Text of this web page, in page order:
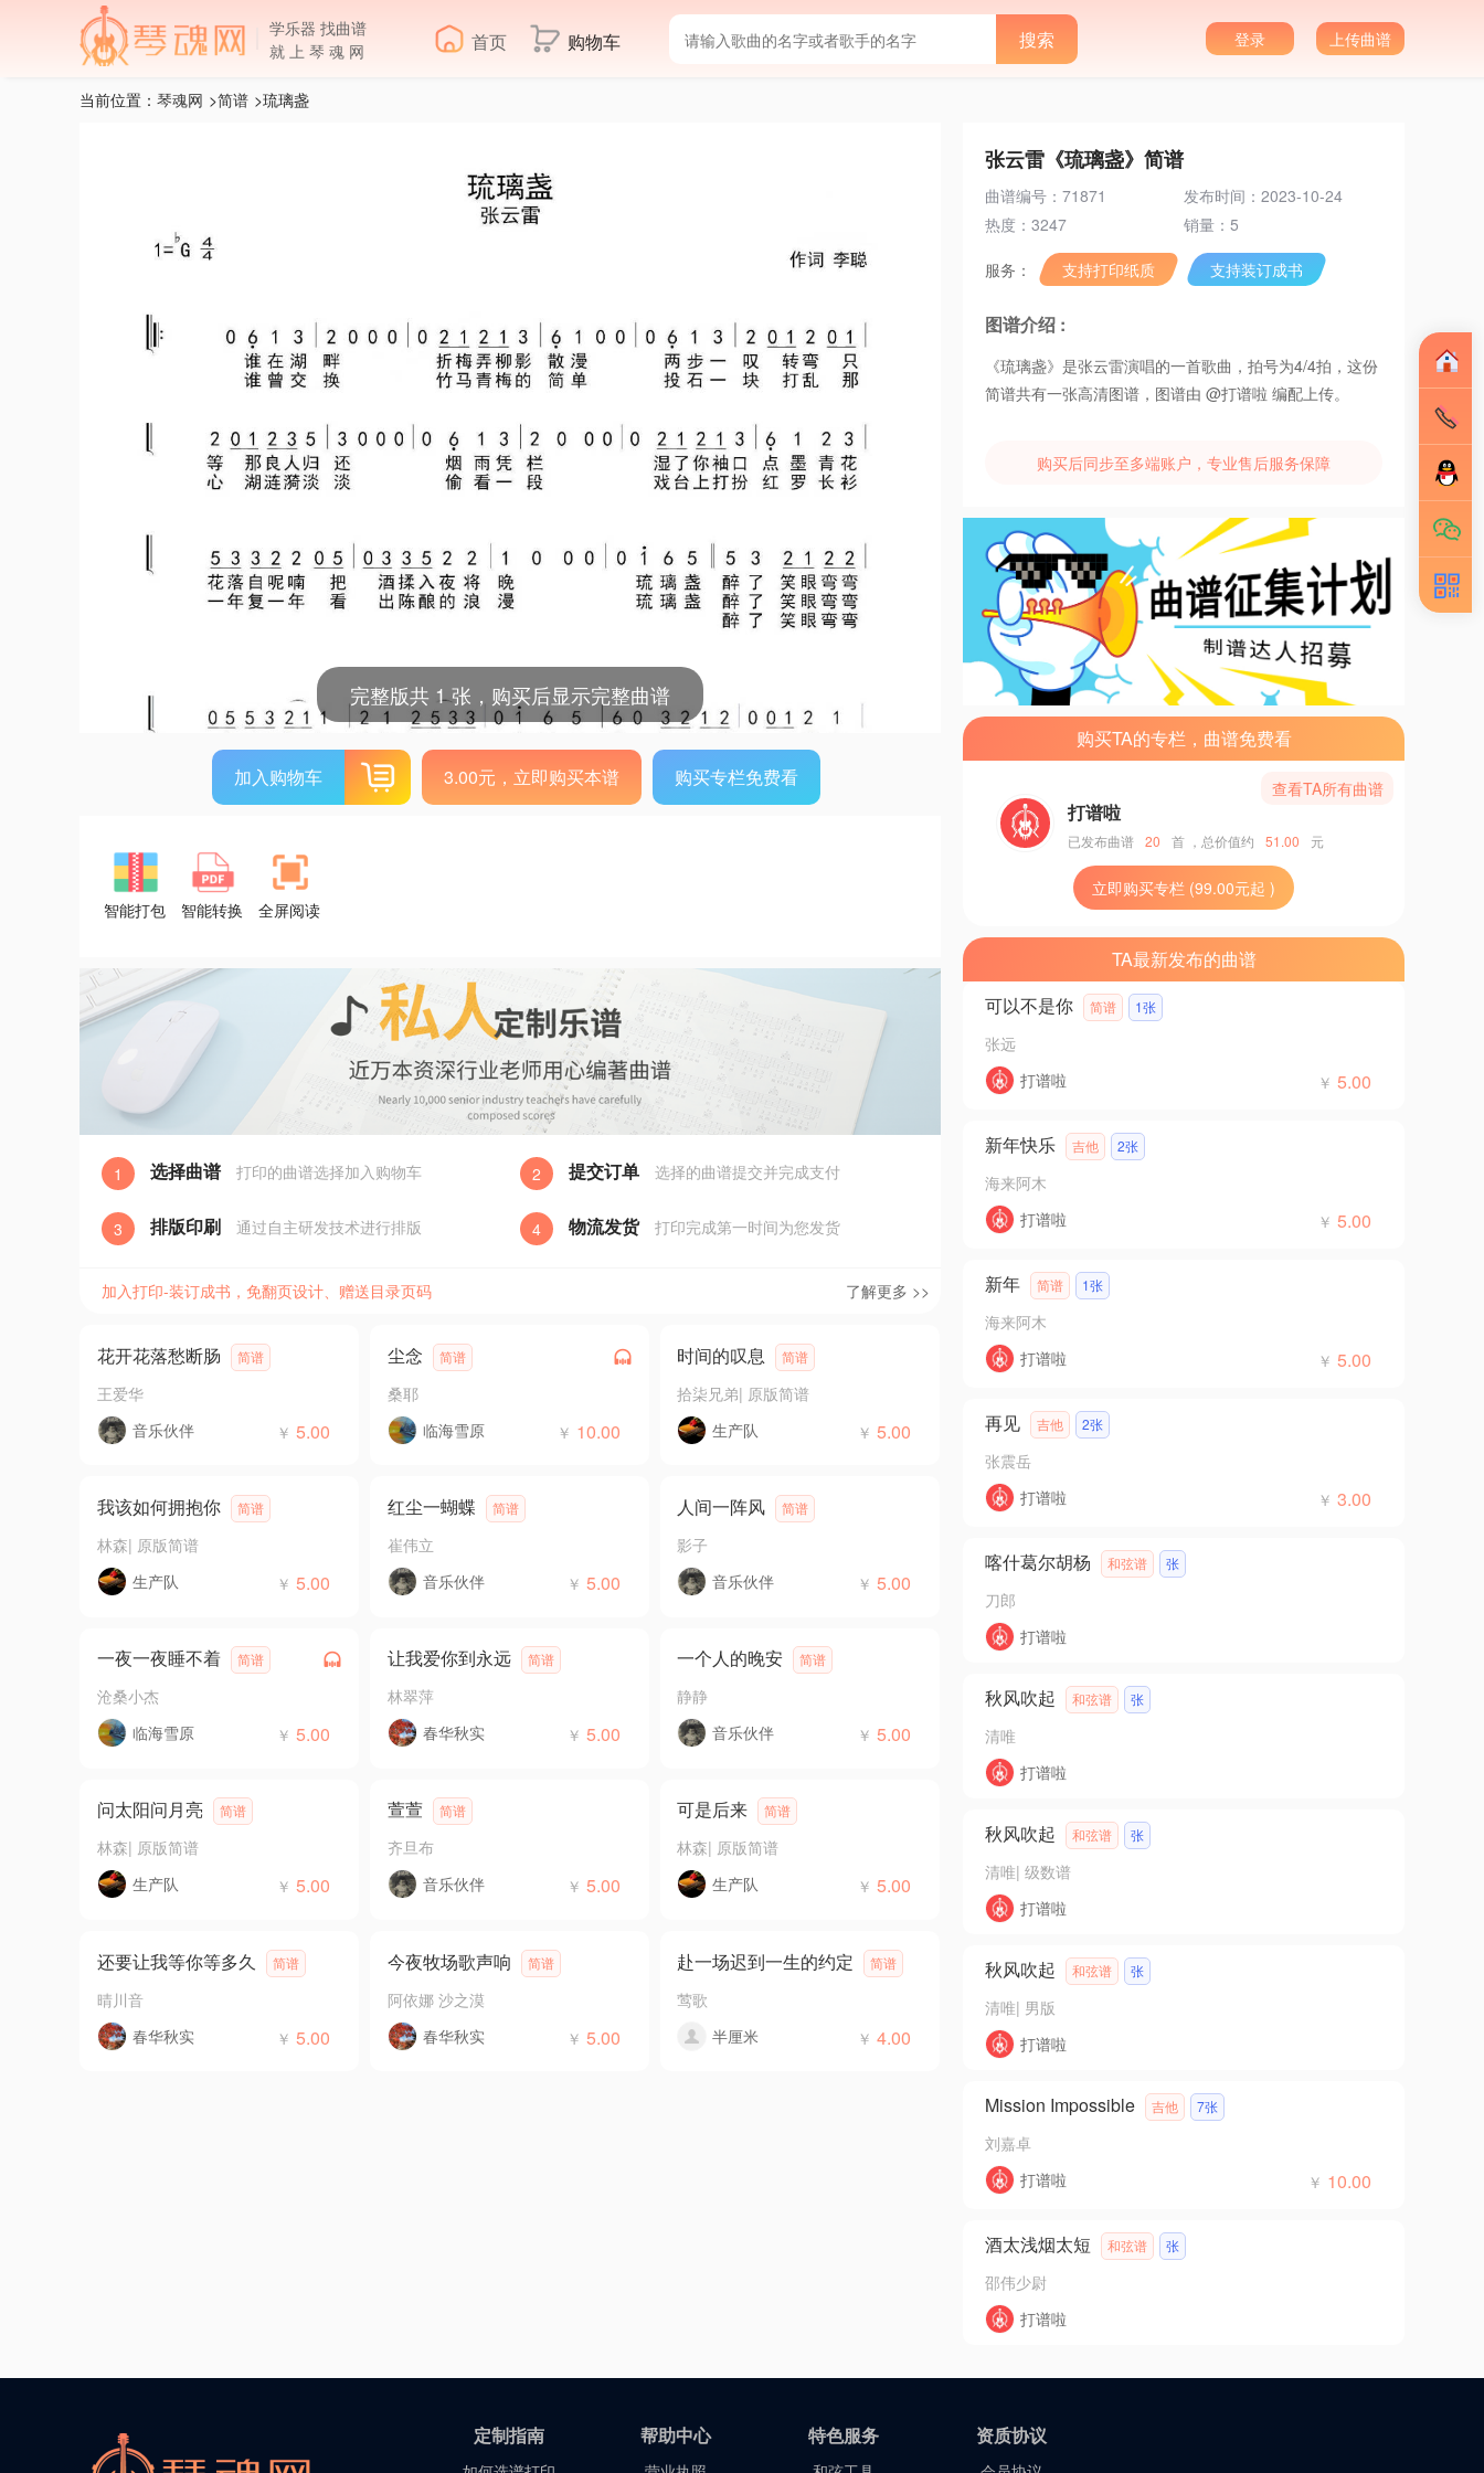
学乐器 找曲谱
就 上 琴 魂 网
首页 购物车 上传曲谱
登录
当前位置： 琴魂网 >简谱 >琉璃盏
完整版共 1 张，购买后显示完整曲谱
加入购物车 3.00元，立即购买本谱 购买专栏免费看
智能打包 智能转换 全屏阅读
1 选择曲谱 打印的曲谱选择加入购物车 2 提交订单 选择的曲谱提交并完成支付
3 排版印刷 通过自主研发技术进行排版 4 物流发货 打印完成第一时间为您发货
加入打印-装订成书，免翻页设计、赠送目录页码 了解更多 >>
花开花落愁断肠 简谱
王爱华
音乐伙伴
￥5.00
尘念 简谱
桑耶
临海雪原
￥ 10.00
时间的叹息 简谱
拾柒兄弟| 原版简谱
生产队
￥ 5.00
我该如何拥抱你 简谱
林森| 原版简谱
生产队
￥5.00
红尘一蝴蝶 简谱
崔伟立
音乐伙伴
￥5.00
人间一阵风 简谱
影子
音乐伙伴
￥ 5.00
一夜一夜睡不着 简谱
沧桑小杰
临海雪原
￥5.00
让我爱你到永远 简谱
林翠萍
春华秋实
￥5.00
一个人的晚安 简谱
静静
音乐伙伴
￥ 5.00
问太阳问月亮 简谱
林森| 原版简谱
生产队
￥5.00
萱萱 简谱
齐旦布
音乐伙伴
￥5.00
可是后来 简谱
林森| 原版简谱
生产队
￥ 5.00
还要让我等你等多久 简谱
晴川音
春华秋实
￥5.00
今夜牧场歌声响 简谱
阿依娜 沙之漠
春华秋实
￥5.00
赴一场迟到一生的约定 简谱
莺歌
半厘米
￥ 4.00
张云雷《琉璃盏》简谱
曲谱编号：71871
发布时间：2023-10-24
热度：3247
销量：5
服务： 支持打印纸质 支持装订成书
图谱介绍 :
《琉璃盏》是张云雷演唱的一首歌曲，拍号为4/4拍，这份
简谱共有一张高清图谱，图谱由 @打谱啦 编配上传。
购买后同步至多端账户，专业售后服务保障
购买TA的专栏，曲谱免费看
打谱啦
查看TA所有曲谱
已发布曲谱 20 首 ，总价值约 51.00 元
立即购买专栏 (99.00元起 )
TA最新发布的曲谱
可以不是你
简谱 1张
张远
打谱啦
￥ 5.00
新年快乐 吉他 2张
海来阿木
打谱啦
￥ 5.00
新年 简谱 1张
海来阿木
打谱啦
￥ 5.00
再见 吉他 2张
张震岳
打谱啦
￥ 3.00
喀什葛尔胡杨 和弦谱 张
刀郎
打谱啦
秋风吹起 和弦谱 张
清唯
打谱啦
秋风吹起 和弦谱 张
清唯| 级数谱
打谱啦
秋风吹起 和弦谱 张
清唯| 男版
打谱啦
Mission Impossible 吉他 7张
刘嘉卓
打谱啦
￥ 10.00
酒太浅烟太短 和弦谱 张
邵伟少尉
打谱啦
定制指南 帮助中心 特色服务 资质协议